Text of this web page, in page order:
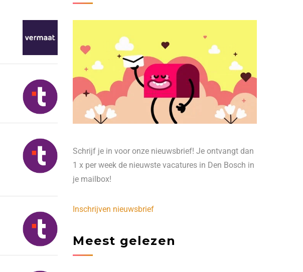
Schrijf je in voor onze nieuwsbrief! Je ontvangt dan
1 x per week de nieuwste vacatures in Den Bosch in
je mailbox!
Inschrijven nieuwsbrief
Meest gelezen